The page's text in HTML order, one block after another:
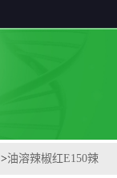
>油溶辣椒红E150辣